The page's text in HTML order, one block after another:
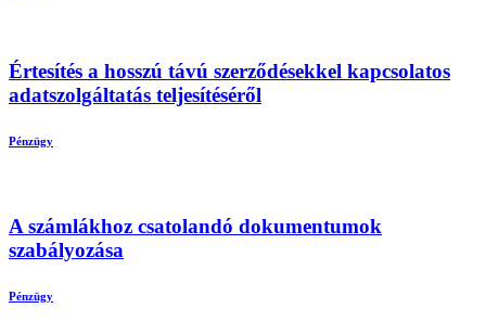
Értesítés a hosszú távú szerződésekkel kapcsolatos
adatszolgáltatás teljesítéséről
Pénzügy
A számlákhoz csatolandó dokumentumok
szabályozása
Pénzügy